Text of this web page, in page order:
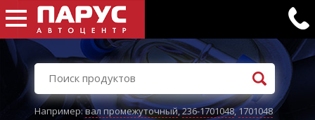
Например:вал промежуточный,236-1701048,1701048